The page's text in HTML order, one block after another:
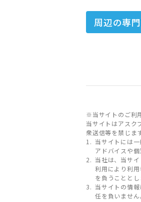
周辺の専
※当サイトのご利
当サイトはアスク
衆送信等を禁じま
当サイトには
アドバイスや
当社は、当サ
利用により利
を負うこととし
当サイトの情
任を負いません